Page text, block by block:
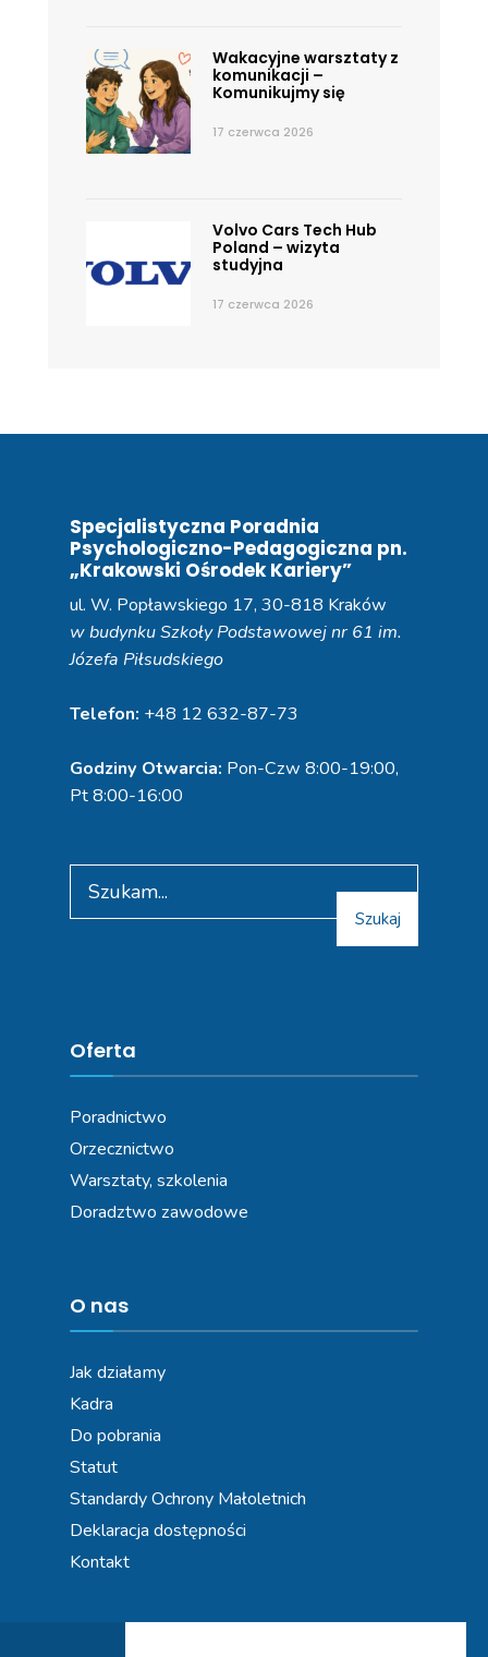
Wakacyjne warsztaty z
komunikacji –
Komunikujmy się
17 czerwca 2026
Volvo Cars Tech Hub
Poland – wizyta
studyjna
17 czerwca 2026
Specjalistyczna Poradnia
Psychologiczno-Pedagogiczna pn.
„Krakowski Ośrodek Kariery”
ul. W. Popławskiego 17, 30-818 Kraków
w budynku Szkoły Podstawowej nr 61 im.
Józefa Piłsudskiego
Telefon: +48 12 632-87-73
Godziny Otwarcia: Pon-Czw 8:00-19:00,
Pt 8:00-16:00
Szukaj
Oferta
Poradnictwo
Orzecznictwo
Warsztaty, szkolenia
Doradztwo zawodowe
O nas
Jak działamy
Kadra
Do pobrania
Statut
Standardy Ochrony Małoletnich
Deklaracja dostępności
Kontakt